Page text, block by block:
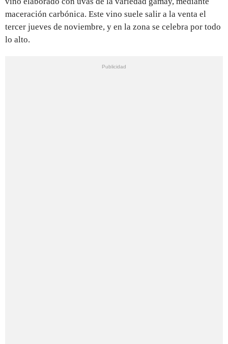
maceración carbónica. Este vino suele salir a la venta el
tercer jueves de noviembre, y en la zona se celebra por todo
lo alto.